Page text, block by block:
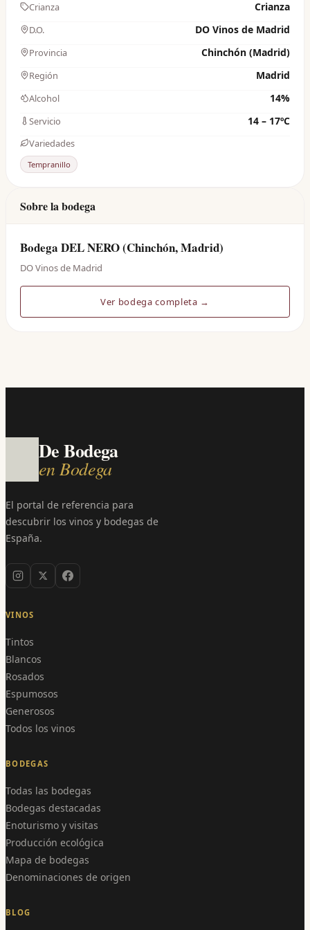
Crianza Crianza
D.O. DO Vinos de Madrid
Provincia Chinchón (Madrid)
Región Madrid
Alcohol 14%
Servicio 14 – 17ºC
Variedades
Tempranillo
Sobre la bodega
Bodega DEL NERO (Chinchón, Madrid)
DO Vinos de Madrid
Ver bodega completa →
De Bodega
en Bodega
El portal de referencia para
descubrir los vinos y bodegas de
España.
VINOS
Tintos
Blancos
Rosados
Espumosos
Generosos
Todos los vinos
BODEGAS
Todas las bodegas
Bodegas destacadas
Enoturismo y visitas
Producción ecológica
Mapa de bodegas
Denominaciones de origen
BLOG